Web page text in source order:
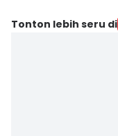
Editor
Tonton lebih seru di